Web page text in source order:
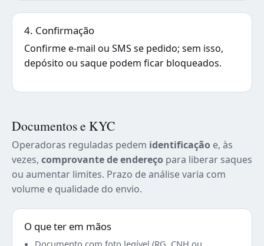
4. Confirmação
Confirme e-mail ou SMS se pedido; sem isso,
depósito ou saque podem ficar bloqueados.
Documentos e KYC
Operadoras reguladas pedem identificação e, às
vezes, comprovante de endereço para liberar saques
ou aumentar limites. Prazo de análise varia com
volume e qualidade do envio.
O que ter em mãos